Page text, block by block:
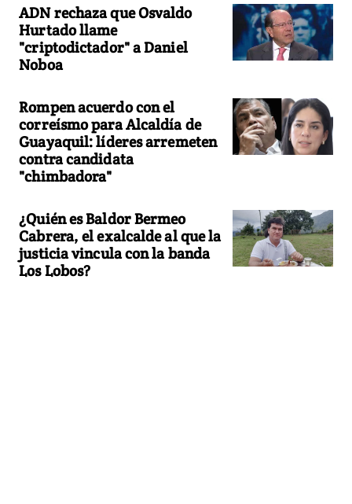
ADN rechaza que Osvaldo
Hurtado llame
"criptodictador" a Daniel
Noboa
Rompen acuerdo con el
correísmo para Alcaldía de
Guayaquil: líderes arremeten
contra candidata
"chimbadora"
¿Quién es Baldor Bermeo
Cabrera, el exalcalde al que la
justicia vincula con la banda
Los Lobos?